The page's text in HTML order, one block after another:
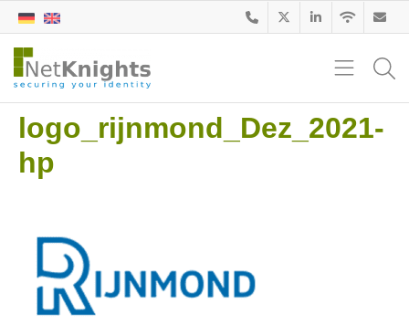
logo_rijnmond_Dez_2021-
hp